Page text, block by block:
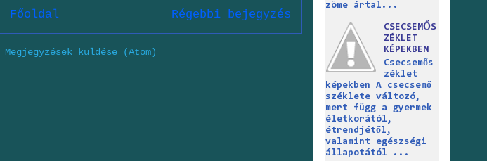
Régebbi bejegyzés
Főoldal
Megjegyzések küldése (Atom)
zöme ártal...
CSECSEMŐS
ZÉKLET
KÉPEKBEN
Csecsemős
zéklet
képekben A csecsemő
széklete változó,
mert függ a gyermek
életkorától,
étrendjétől,
valamint egészségi
állapotától ...